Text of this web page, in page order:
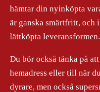
hämtar din nyinköpta
är ganska smärtfritt, och
lättköpta leveransformen.
Du bör också tänka på
hemadress eller till när
dyrare, men också